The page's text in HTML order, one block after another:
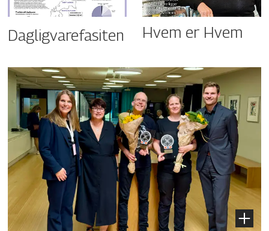
Dagligvarefasiten Hvem er Hvem